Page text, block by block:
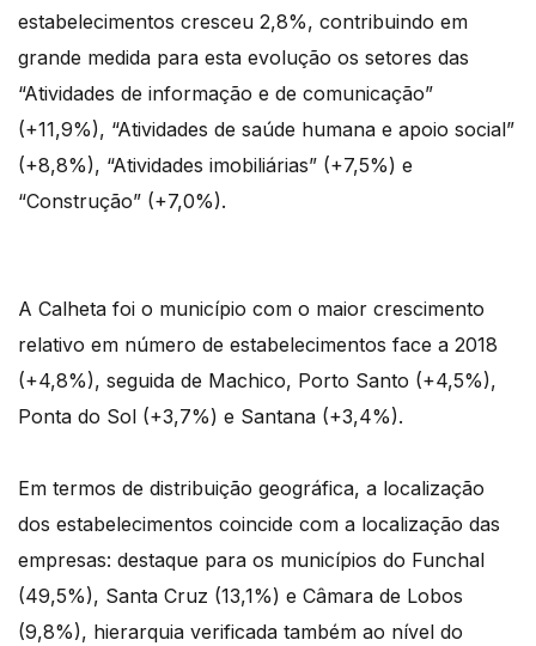
estabelecimentos cresceu 2,8%, contribuindo em
grande medida para esta evolução os setores das
“Atividades de informação e de comunicação”
(+11,9%), “Atividades de saúde humana e apoio social”
(+8,8%), “Atividades imobiliárias” (+7,5%) e
“Construção” (+7,0%).
A Calheta foi o município com o maior crescimento
relativo em número de estabelecimentos face a 2018
(+4,8%), seguida de Machico, Porto Santo (+4,5%),
Ponta do Sol (+3,7%) e Santana (+3,4%).
Em termos de distribuição geográfica, a localização
dos estabelecimentos coincide com a localização das
empresas: destaque para os municípios do Funchal
(49,5%), Santa Cruz (13,1%) e Câmara de Lobos
(9,8%), hierarquia verificada também ao nível do